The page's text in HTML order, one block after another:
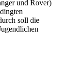
und Rover)
soll die